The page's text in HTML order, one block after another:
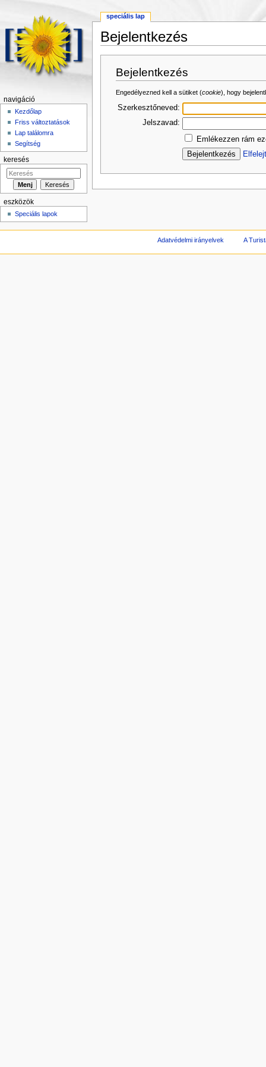
Bejelentkezés
Bejelentkezés
Engedélyezned kell a sütiket (cookie), hogy
Szerkesztőneved:
Jelszavad:
Emlékezzen rám
speciális lap
navigáció
Kezdőlap
Friss változtatások
Lap találomra
Segítség
keresés
eszközök
Speciális lapok
Adatvédelmi irányelvek A